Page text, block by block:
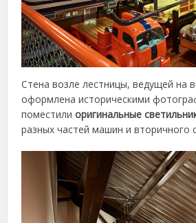
Стена возле лестницы, ведущей на
оформлена историческими
поместилиоригинальные
разных частей машин и вторичного